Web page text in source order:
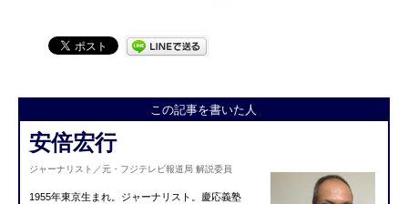
この記事を書いた人
安倍宏行
ジャーナリスト／元・フジテレビ報道局 解説委員
1955年東京生まれ。ジャーナリスト。慶応義塾